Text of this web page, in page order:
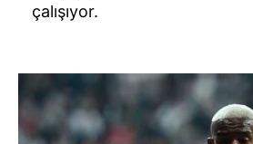
çalışıyor.